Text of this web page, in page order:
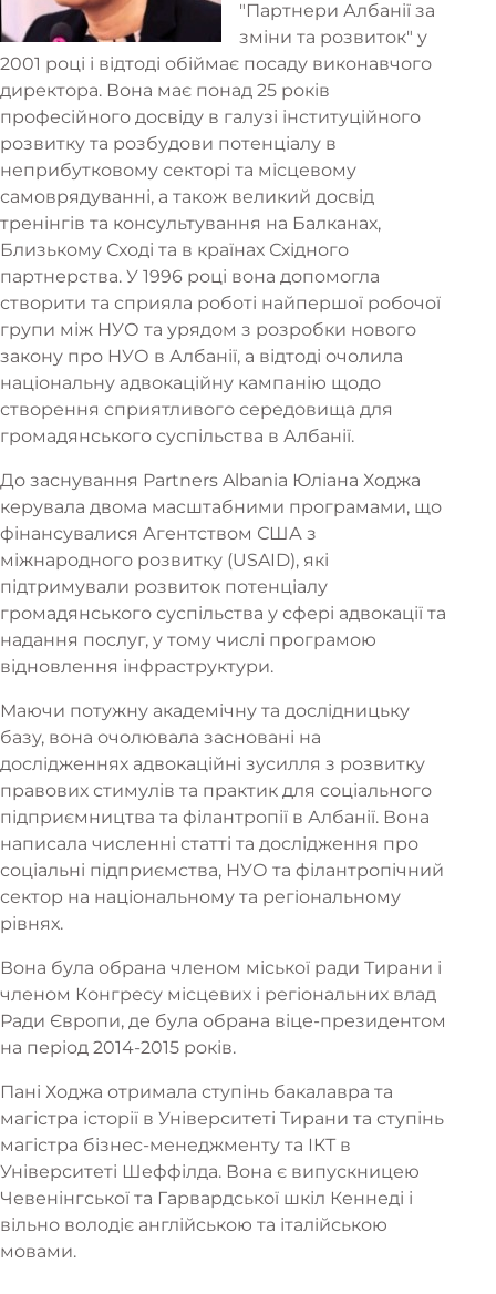
"Партнери Албанії за
зміни та розвиток" у
2001 році і відтоді обіймає посаду виконавчого
директора. Вона має понад 25 років
професійного досвіду в галузі інституційного
розвитку та розбудови потенціалу в
неприбутковому секторі та місцевому
самоврядуванні, а також великий досвід
тренінгів та консультування на Балканах,
Близькому Сході та в країнах Східного
партнерства. У 1996 році вона допомогла
створити та сприяла роботі найпершої робочої
групи між НУО та урядом з розробки нового
закону про НУО в Албанії, а відтоді очолила
національну адвокаційну кампанію щодо
створення сприятливого середовища для
громадянського суспільства в Албанії.
До заснування Partners Albania Юліана Ходжа
керувала двома масштабними програмами, що
фінансувалися Агентством США з
міжнародного розвитку (USAID), які
підтримували розвиток потенціалу
громадянського суспільства у сфері адвокації та
надання послуг, у тому числі програмою
відновлення інфраструктури.
Маючи потужну академічну та дослідницьку
базу, вона очолювала засновані на
дослідженнях адвокаційні зусилля з розвитку
правових стимулів та практик для соціального
підприємництва та філантропії в Албанії. Вона
написала численні статті та дослідження про
соціальні підприємства, НУО та філантропічний
сектор на національному та регіональному
рівнях.
Вона була обрана членом міської ради Тирани і
членом Конгресу місцевих і регіональних влад
Ради Європи, де була обрана віце-президентом
на період 2014-2015 років.
Пані Ходжа отримала ступінь бакалавра та
магістра історії в Університеті Тирани та ступінь
магістра бізнес-менеджменту та ІКТ в
Університеті Шеффілда. Вона є випускницею
Чевенінгської та Гарвардської шкіл Кеннеді і
вільно володіє англійською та італійською
мовами.